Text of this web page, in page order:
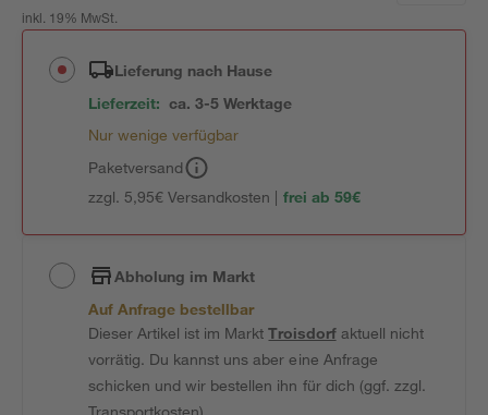
inkl. 19% MwSt.
Lieferung nach Hause
Lieferzeit: ca. 3-5 Werktage
Nur wenige verfügbar
Paketversand
zzgl. 5,95€ Versandkosten | frei ab 59€
Abholung im Markt
Auf Anfrage bestellbar
Dieser Artikel ist im MarktTroisdorfaktuell nicht
vorrätig. Du kannst uns aber eine Anfrage
schicken und wir bestellen ihn für dich (ggf. zzgl.
Transportkosten).